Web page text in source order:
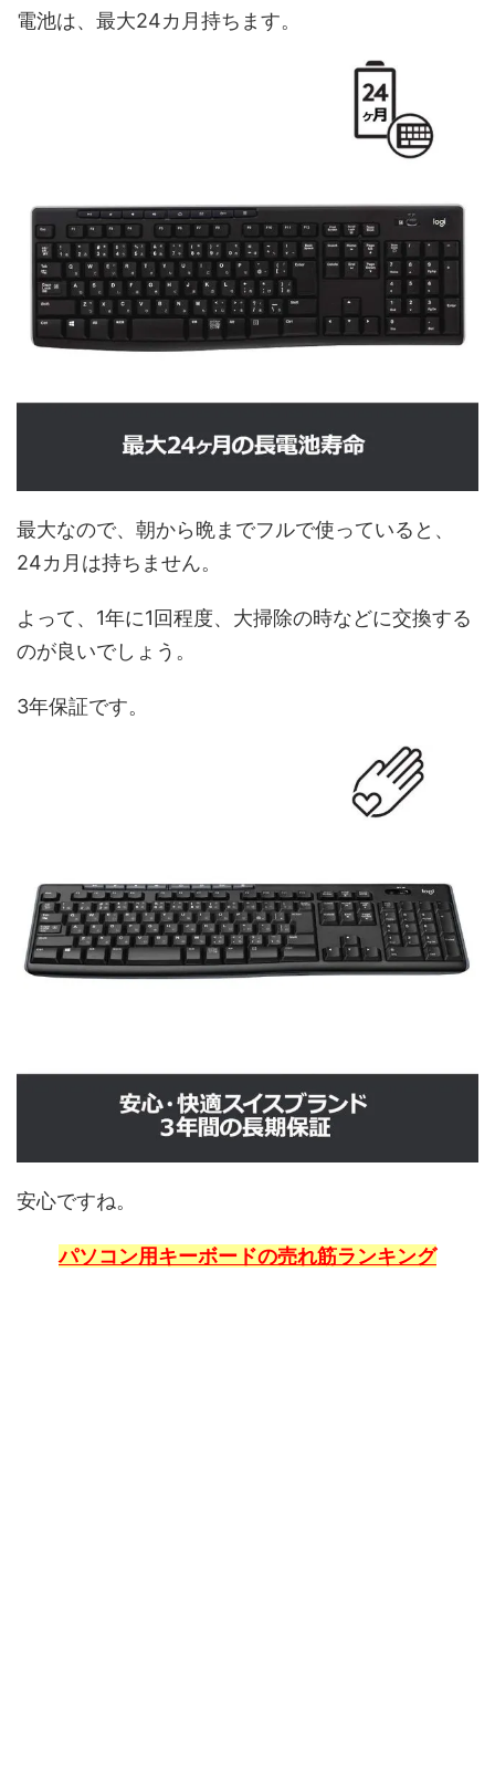
電池は、最大24カ月持ちます。
最大なので、朝から晩までフルで使っていると、
24カ月は持ちません。
よって、1年に1回程度、大掃除の時などに交換する
のが良いでしょう。
3年保証です。
安心ですね。
パソコン用キーボードの売れ筋ランキング